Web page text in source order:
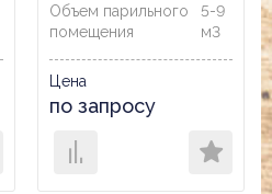
Объем парильного
помещения
5-9
м3
Цена
по запросу